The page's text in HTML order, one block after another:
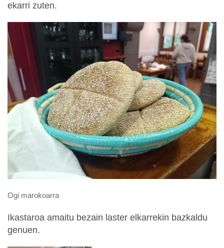
ekarri zuten.
Ogi marokoarra
Ikastaroa amaitu bezain laster elkarrekin bazkaldu
genuen.